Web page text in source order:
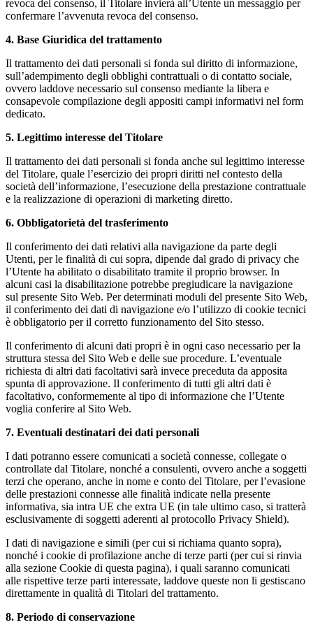
revoca del consenso, il Titolare invierà all’Utente un messaggio per
confermare l’avvenuta revoca del consenso.
4. Base Giuridica del trattamento
Il trattamento dei dati personali si fonda sul diritto di informazione,
sull’adempimento degli obblighi contrattuali o di contatto sociale,
ovvero laddove necessario sul consenso mediante la libera e
consapevole compilazione degli appositi campi informativi nel form
dedicato.
5. Legittimo interesse del Titolare
Il trattamento dei dati personali si fonda anche sul legittimo interesse
del Titolare, quale l’esercizio dei propri diritti nel contesto della
società dell’informazione, l’esecuzione della prestazione contrattuale
e la realizzazione di operazioni di marketing diretto.
6. Obbligatorietà del trasferimento
Il conferimento dei dati relativi alla navigazione da parte degli
Utenti, per le finalità di cui sopra, dipende dal grado di privacy che
l’Utente ha abilitato o disabilitato tramite il proprio browser. In
alcuni casi la disabilitazione potrebbe pregiudicare la navigazione
sul presente Sito Web. Per determinati moduli del presente Sito Web,
il conferimento dei dati di navigazione e/o l’utilizzo di cookie tecnici
è obbligatorio per il corretto funzionamento del Sito stesso.
Il conferimento di alcuni dati propri è in ogni caso necessario per la
struttura stessa del Sito Web e delle sue procedure. L’eventuale
richiesta di altri dati facoltativi sarà invece preceduta da apposita
spunta di approvazione. Il conferimento di tutti gli altri dati è
facoltativo, conformemente al tipo di informazione che l’Utente
voglia conferire al Sito Web.
7. Eventuali destinatari dei dati personali
I dati potranno essere comunicati a società connesse, collegate o
controllate dal Titolare, nonché a consulenti, ovvero anche a soggetti
terzi che operano, anche in nome e conto del Titolare, per l’evasione
delle prestazioni connesse alle finalità indicate nella presente
informativa, sia intra UE che extra UE (in tale ultimo caso, si tratterà
esclusivamente di soggetti aderenti al protocollo Privacy Shield).
I dati di navigazione e simili (per cui si richiama quanto sopra),
nonché i cookie di profilazione anche di terze parti (per cui si rinvia
alla sezione Cookie di questa pagina), i quali saranno comunicati
alle rispettive terze parti interessate, laddove queste non li gestiscano
direttamente in qualità di Titolari del trattamento.
8. Periodo di conservazione